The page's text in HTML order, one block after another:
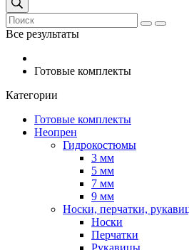
Все результаты
Готовые комплекты
Категории
Готовые комплекты
Неопрен
Гидрокостюмы
3 мм
5 мм
7 мм
9 мм
Носки, перчатки,
Носки
Перчатки